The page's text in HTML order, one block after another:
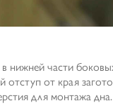
нижней части
отступ от края
для монтажа дна.